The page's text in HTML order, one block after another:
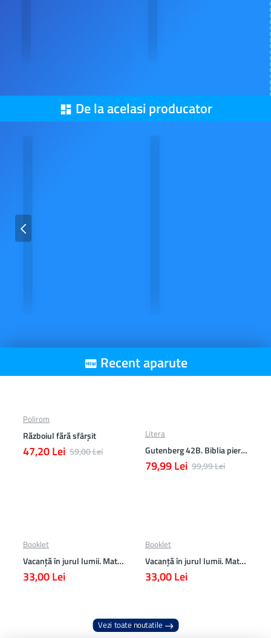
Copacul cu 26 de etaje
39,92 Lei 49,90 Lei
Recent aparute
Polirom
Războiul fără sfârşit
47,20 Lei 59,00 Lei
Litera
Gutenberg 42B. Biblia pierduta
79,99 Lei 99,99 Lei
Booklet
Vacanță în jurul lumii. Matematică clasa a VII-a – EDIȚIA 2026
33,00 Lei
Booklet
Vacanță în jurul lumii. Matematică clasa a VI-a – EDIȚIA 2026
33,00 Lei
Vezi toate noutatile